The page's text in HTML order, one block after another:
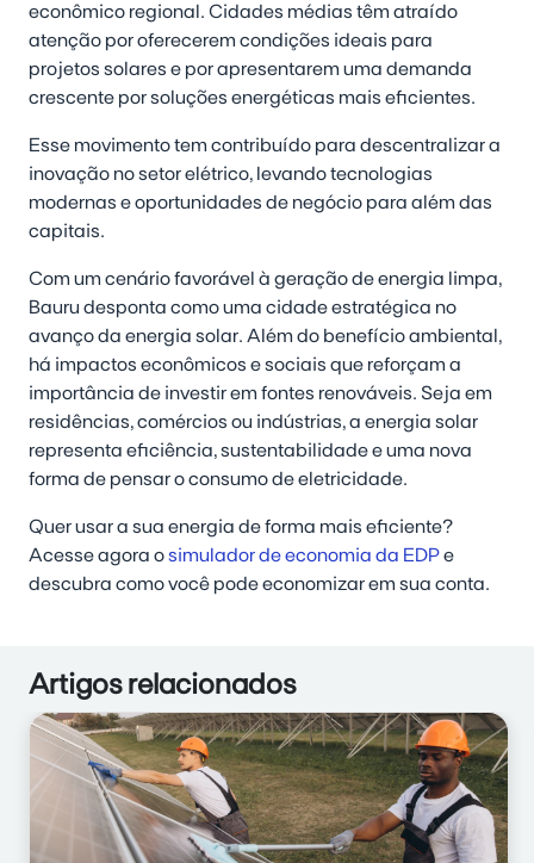
econômico regional. Cidades médias têm atraído
atenção por oferecerem condições ideais para
projetos solares e por apresentarem uma demanda
crescente por soluções energéticas mais eficientes.
Esse movimento tem contribuído para descentralizar a
inovação no setor elétrico, levando tecnologias
modernas e oportunidades de negócio para além das
capitais.
Com um cenário favorável à geração de energia limpa,
Bauru desponta como uma cidade estratégica no
avanço da energia solar. Além do benefício ambiental,
há impactos econômicos e sociais que reforçam a
importância de investir em fontes renováveis. Seja em
residências, comércios ou indústrias, a energia solar
representa eficiência, sustentabilidade e uma nova
forma de pensar o consumo de eletricidade.
Quer usar a sua energia de forma mais eficiente?
Acesse agora osimulador de economia da EDPe
descubra como você pode economizar em sua conta.
Artigos relacionados